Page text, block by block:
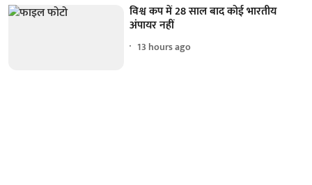
विश्व कप में 28 साल बाद कोई भारतीय
अंपायर नहीं
13 hours ago